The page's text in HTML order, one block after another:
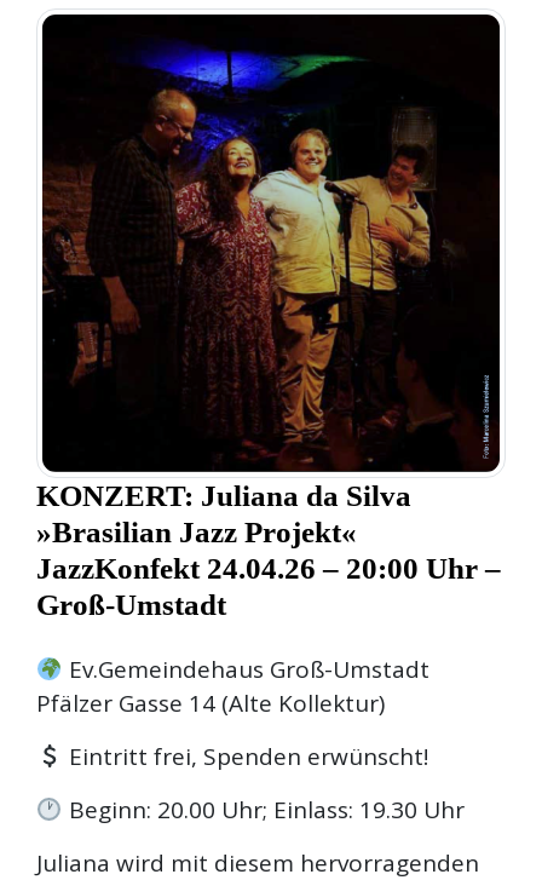
KONZERT: Juliana da Silva
»Brasilian Jazz Projekt«
JazzKonfekt 24.04.26 – 20:00 Uhr –
Groß-Umstadt
Ev.Gemeindehaus Groß-Umstadt
Pfälzer Gasse 14 (Alte Kollektur)
Eintritt frei, Spenden erwünscht!
Beginn: 20.00 Uhr; Einlass: 19.30 Uhr
Juliana wird mit diesem hervorragenden